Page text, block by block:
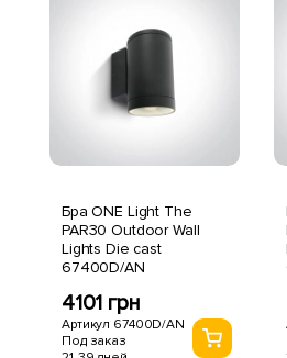
Бра ONE Light The
PAR30 Outdoor Wall
Lights Die cast
67400D/AN
4101 грн
Артикул 67400D/AN
Под заказ